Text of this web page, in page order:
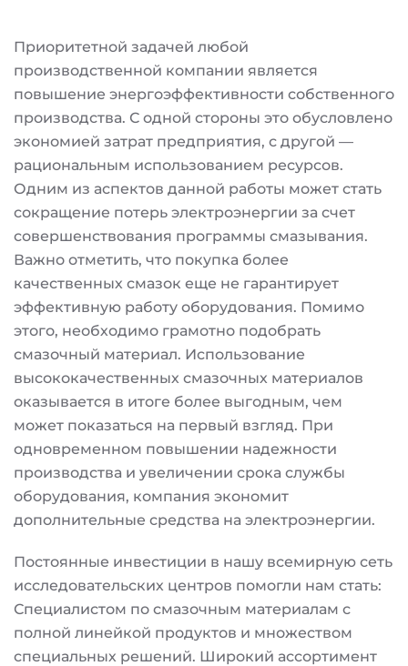
Приоритетной задачей любой
производственной компании является
повышение энергоэффективности собственного
производства. С одной стороны это обусловлено
экономией затрат предприятия, с другой —
рациональным использованием ресурсов.
Одним из аспектов данной работы может стать
сокращение потерь электроэнергии за счет
совершенствования программы смазывания.
Важно отметить, что покупка более
качественных смазок еще не гарантирует
эффективную работу оборудования. Помимо
этого, необходимо грамотно подобрать
смазочный материал. Использование
высококачественных смазочных материалов
оказывается в итоге более выгодным, чем
может показаться на первый взгляд. При
одновременном повышении надежности
производства и увеличении срока службы
оборудования, компания экономит
дополнительные средства на электроэнергии.
Постоянные инвестиции в нашу всемирную сеть
исследовательских центров помогли нам стать:
Специалистом по смазочным материалам с
полной линейкой продуктов и множеством
специальных решений. Широкий ассортимент